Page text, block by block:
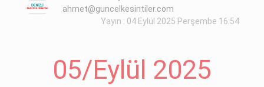
ahmet@guncelkesintiler.com
Yayın : 04 Eylül 2025 Perşembe 16:54
05/Eylül 2025